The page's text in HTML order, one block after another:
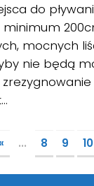
do
minimum
mocnych
nie będą
... 8 9 10